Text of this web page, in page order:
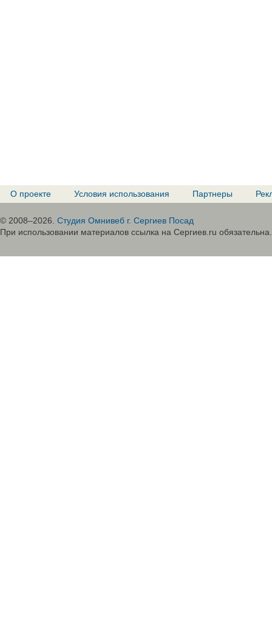
О проекте Условия использования Партнеры
© 2008–2026. Студия Омнивеб г. Сергиев Посад
При использовании материалов ссылка на Сергиев.ru обязательна.